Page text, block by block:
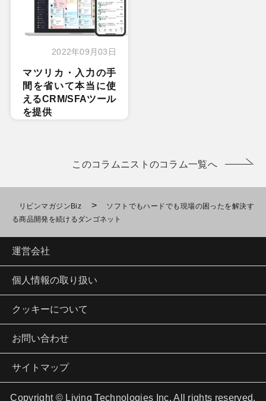
2022年09月03日
マツリカ・入力の手
間を省いて本当に使
えるCRM/SFAツール
を提供
このコラムニストのコラム一覧へ
リビンマガジンBiz >
ソフトでもハードでも現場の困ったを解決す
る商品開発を続けるダンゴネット
運営会社
個人情報の取り扱い
クッキーについて
お問い合わせ
サイトマップ
Copyright © Living Technologies Inc. All rights reserved.